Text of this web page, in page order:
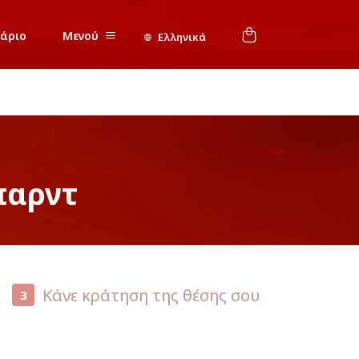
Μενού Ελληνικά
3 Κάνε κράτηση της θέσης σου